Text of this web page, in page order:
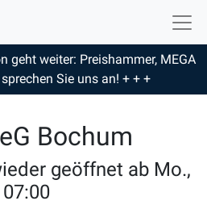
geht weiter: Preishammer, MEGA
Sie uns an! + + +
Bochum
geöffnet ab Mo.,
07:00